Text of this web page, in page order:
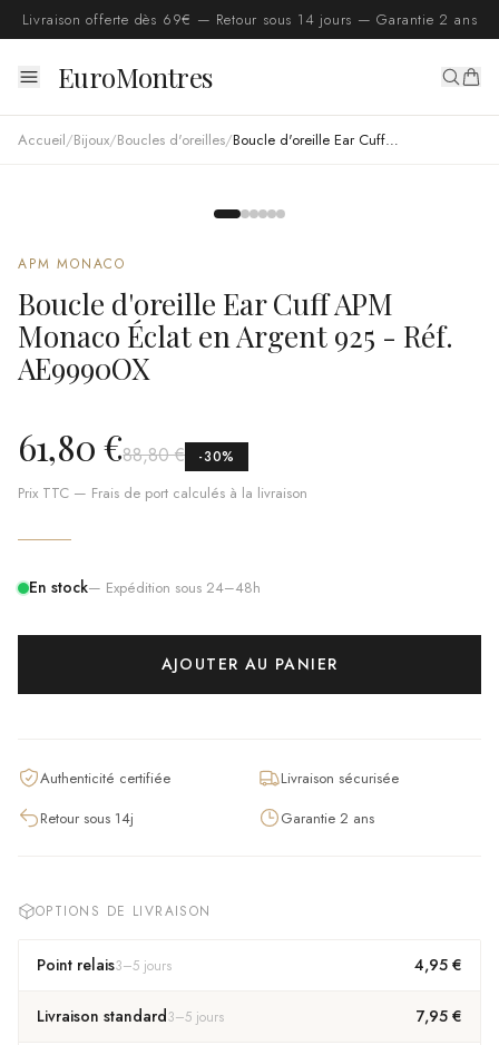
Livraison offerte dès 69€ — Retour sous 14 jours — Garantie 2 ans
EuroMontres
Accueil/Bijoux/Boucles d'oreilles/ Boucle d'oreille Ear Cuff APM Monaco Éclat en Argent 925 - Réf. AE9990OX
APM MONACO
Boucle d'oreille Ear Cuff APM
Monaco Éclat en Argent 925 - Réf.
AE9990OX
61,80 €88,80 € -30%
Prix TTC — Frais de port calculés à la livraison
En stock— Expédition sous 24–48h
AJOUTER AU PANIER
Authenticité certifiée
Livraison sécurisée
Retour sous 14j
Garantie 2 ans
OPTIONS DE LIVRAISON
Point relais3–5 jours 4,95 €
Livraison standard3–5 jours 7,95 €